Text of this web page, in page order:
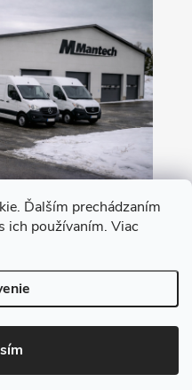
Ďalším prechádzaním
ich používaním. Viac
akontáciou
vyhradené.Upraviť nastavenie